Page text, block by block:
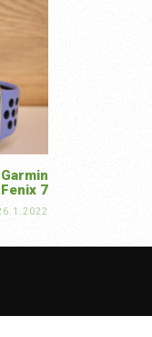
Fenix 7